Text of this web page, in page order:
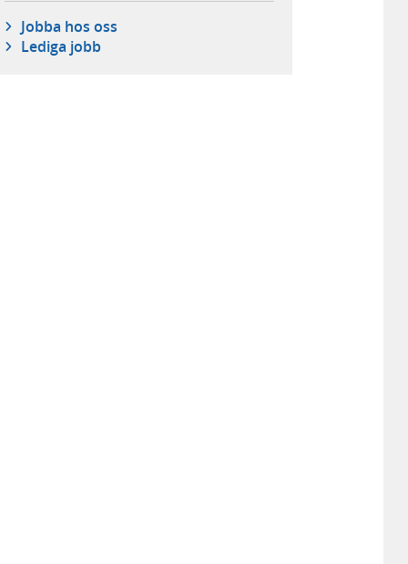
Jobba hos oss
Lediga jobb